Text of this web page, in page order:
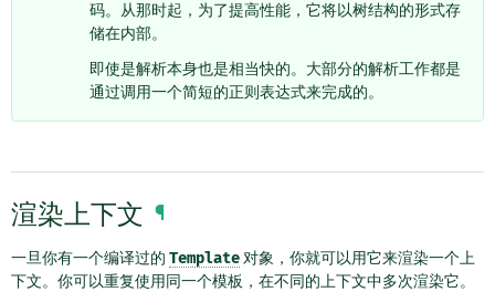
码。从那时起，为了提高性能，它将以树结构的形式存
储在内部。
即使是解析本身也是相当快的。大部分的解析工作都是
通过调用一个简短的正则表达式来完成的。
渲染上下文 ¶
一旦你有一个编译过的 Template对象，你就可以用它来渲染一个上
下文。你可以重复使用同一个模板，在不同的上下文中多次渲染它。